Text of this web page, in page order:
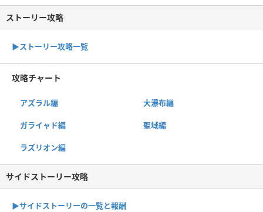
ストーリー攻略
▶︎ストーリー攻略一覧
攻略チャート
アズラル編 大瀑布編
ガライャド編 聖域編
ラズリオン編
サイドストーリー攻略
▶サイドストーリーの一覧と報酬